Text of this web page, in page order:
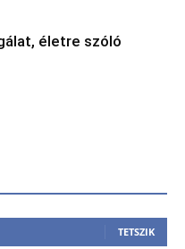
életre szóló
TETSZIK